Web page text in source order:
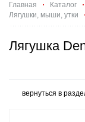
Главная Каталог
Лягушки, мыши, утки
Лягушка
вернуться в